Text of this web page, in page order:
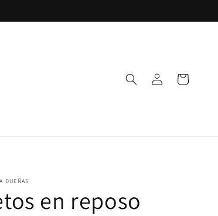
sesión
Carrito
DUEÑAS
en reposo